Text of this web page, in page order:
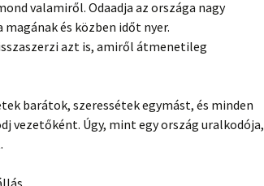
valamiről. Odaadja az országa nagy
és közben időt nyer.
azt is, amiről átmenetileg
barátok, szeressétek egymást, és minden
vezetőként. Úgy, mint egy ország uralkodója,